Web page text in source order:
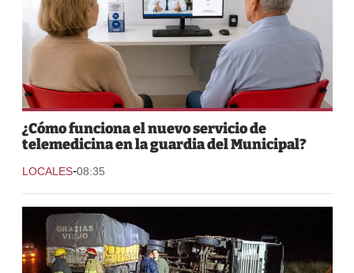
¿Cómo funciona el nuevo servicio de
telemedicina en la guardia del Municipal?
LOCALES-08:35